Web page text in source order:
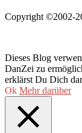
Copyright ©2002-
Dieses Blog
DanZei zu
erklärst Du Dich
Ok Mehr darüber